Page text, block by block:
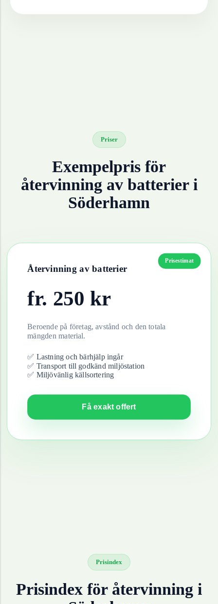
Priser
Exempelpris för
återvinning av batterieri
Söderhamn
Prisestimat
Återvinning av batterier
fr. 250 kr
Beroende på företag, avstånd och den totala
mängden material.
✅ Lastning och bärhjälp ingår
✅ Transport till godkänd miljöstation
✅ Miljövänlig källsortering
Få exakt offert
Prisindex
Prisindex för återvinning i